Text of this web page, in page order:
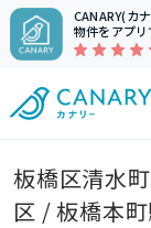
CANARY(カ
物件をアプリ
板橋区清水
区 / 板橋本